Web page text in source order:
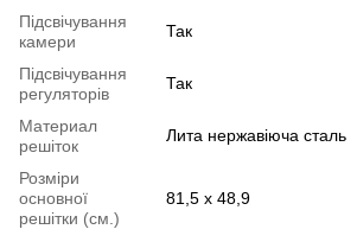
Підсвічування
камери
Так
Підсвічування
регуляторів
Так
Материал
решіток
Лита нержавіюча сталь
Розміри
основної
решітки (см.)
81,5 х 48,9